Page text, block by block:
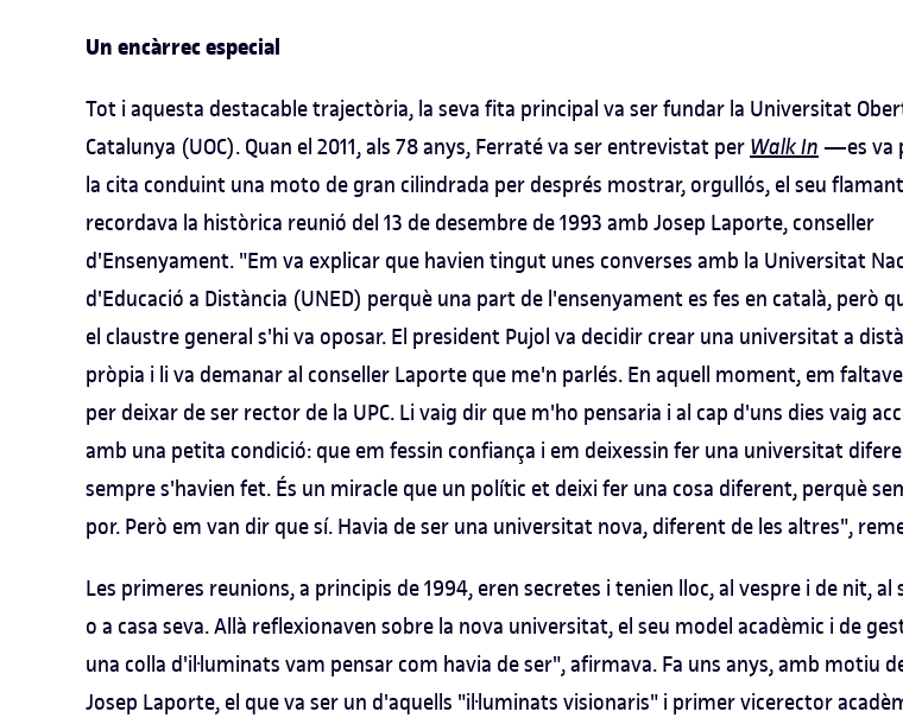
Un encàrrec especial
Tot i aquesta destacable trajectòria, la seva fita principal va ser fundar la Universitat
Catalunya (UOC). Quan el 2011, als 78 anys, Ferraté va ser entrevistat per Walk In —es va
la cita conduint una moto de gran cilindrada per després mostrar, orgullós, el seu
recordava la històrica reunió del 13 de desembre de 1993 amb Josep Laporte, conseller
d'Ensenyament. "Em va explicar que havien tingut unes converses amb la Universitat
d'Educació a Distància (UNED) perquè una part de l'ensenyament es fes en català, però
el claustre general s'hi va oposar. El president Pujol va decidir crear una universitat a
pròpia i li va demanar al conseller Laporte que me'n parlés. En aquell moment, em
per deixar de ser rector de la UPC. Li vaig dir que m'ho pensaria i al cap d'uns dies vaig
amb una petita condició: que em fessin confiança i em deixessin fer una universitat
sempre s'havien fet. És un miracle que un polític et deixi fer una cosa diferent, perquè
por. Però em van dir que sí. Havia de ser una universitat nova, diferent de les altres",
Les primeres reunions, a principis de 1994, eren secretes i tenien lloc, al vespre i de nit, al
o a casa seva. Allà reflexionaven sobre la nova universitat, el seu model acadèmic i de
una colla d'il·luminats vam pensar com havia de ser", afirmava. Fa uns anys, amb motiu
Josep Laporte, el que va ser un d'aquells "il·luminats visionaris" i primer vicerector